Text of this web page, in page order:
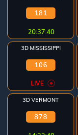
181
20:37:40
3D MISSISSIPPI
106
LIVE
3D VERMONT
878